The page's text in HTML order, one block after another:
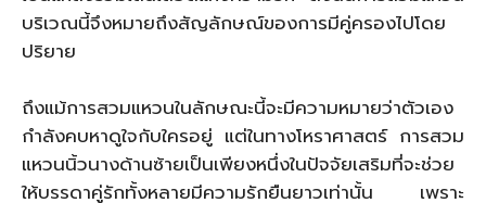
บริเวณนี้จึงหมายถึงสัญลักษณ์ของการมีคู่ครองไปโดย
ปริยาย
ถึงแม้การสวมแหวนในลักษณะนี้จะมีความหมายว่าตัวเอง
กำลังคบหาดูใจกับใครอยู่ แต่ในทางโหราศาสตร์ การสวม
แหวนนิ้วนางด้านซ้ายเป็นเพียงหนึ่งในปัจจัยเสริมที่จะช่วย
ให้บรรดาคู่รักทั้งหลายมีความรักยืนยาวเท่านั้น เพราะ